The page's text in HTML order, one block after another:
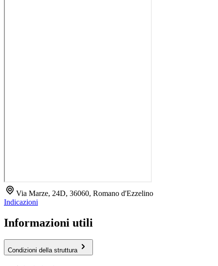
Via Marze, 24D, 36060, Romano d'Ezzelino
Indicazioni
Informazioni utili
Condizioni della struttura